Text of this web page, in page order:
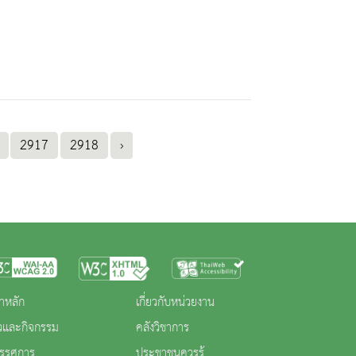
2917 2918 ›
หลัก
ละกิจกรรม
เกี่ยวกับหน่วยงาน
คลังวิชาการ